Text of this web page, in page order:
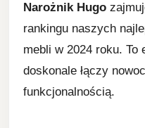
Narożnik Hugo
rankingu naszych
mebli w 2024 roku. To
doskonale łączy
funkcjonalnością.